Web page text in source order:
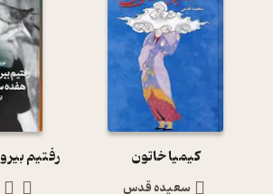
کیمیا خاتون
سعیده قدس